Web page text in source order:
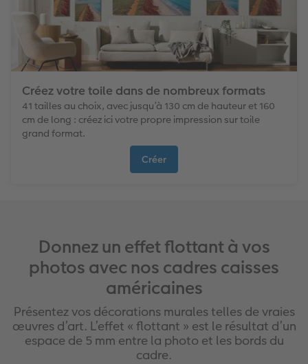
Créez votre toile dans de nombreux formats
41 tailles au choix, avec jusqu’à 130 cm de hauteur et 160
cm de long : créez ici votre propre impression sur toile
grand format.
Créer
Donnez un effet flottant à vos
photos avec nos cadres caisses
américaines
Présentez vos décorations murales telles de vraies
œuvres d’art. L’effet « flottant » est le résultat d’un
espace de 5 mm entre la photo et les bords du
cadre.